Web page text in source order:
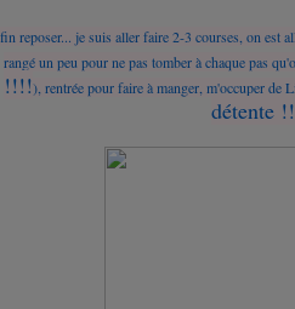
reposer... je suis aller faire 2-3 courses, on est
rangé un peu pour ne pas tomber à chaque pas
!!!!), rentrée pour faire à manger, m'occuper de
détente